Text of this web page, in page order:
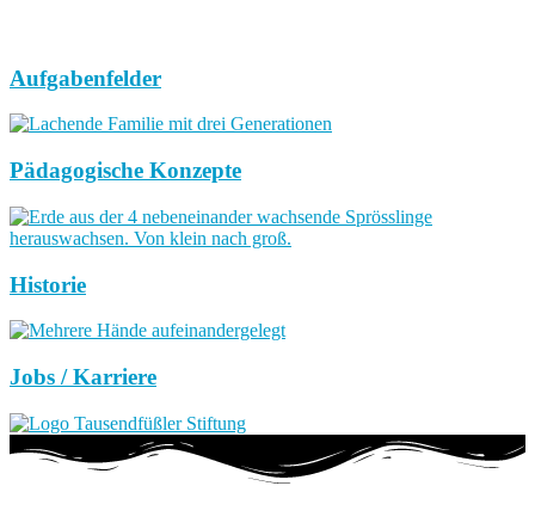
Aufgabenfelder
Pädagogische Konzepte
Historie
Jobs / Karriere